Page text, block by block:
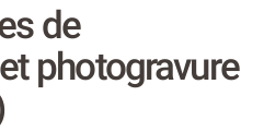
de
photogravure